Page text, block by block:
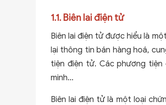
1.1. Biên lai điện tử
Biên lai điện tử được hiểu là
lại thông tin bán hàng hoá,
tiện điện tử. Các phương
minh…
Biên lai điện tử là một loại